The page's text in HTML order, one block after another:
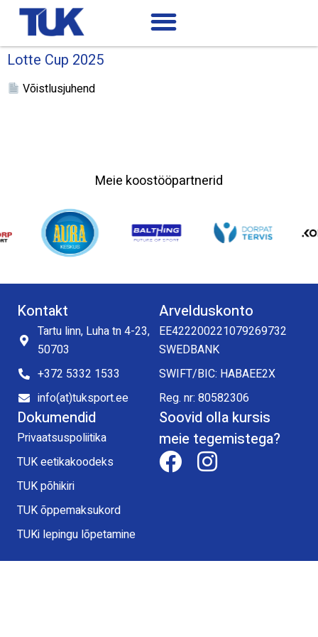
Lotte Cup 2025
Võistlusjuhend
Meie koostööpartnerid
Kontakt
Tartu linn, Luha tn 4-23,
50703
+372 5332 1533
info(at)tuksport.ee
Arvelduskonto
EE422200221079269732
SWEDBANK
SWIFT/BIC: HABAEE2X
Reg. nr: 80582306
Dokumendid
Privaatsuspoliitika
TUK eetikakoodeks
TUK põhikiri
TUK õppemaksukord
TUKi lepingu lõpetamine
Soovid olla kursis
meie tegemistega?